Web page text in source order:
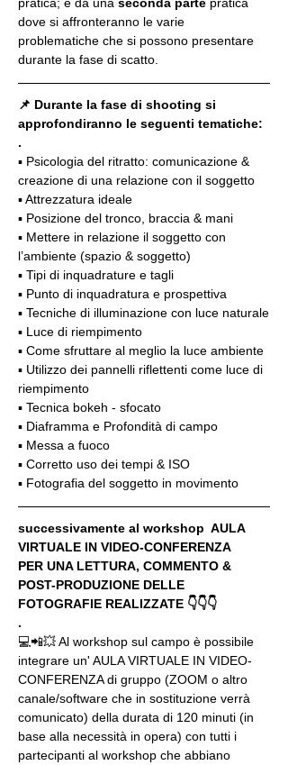
dove si affronteranno le varie
problematiche che si possono presentare
durante la fase di scatto.
📌 Durante la fase di shooting si
approfondiranno le seguenti tematiche:
.
▪️ Psicologia del ritratto: comunicazione &
creazione di una relazione con il soggetto
▪️ Attrezzatura ideale
▪️ Posizione del tronco, braccia & mani
▪️ Mettere in relazione il soggetto con
l’ambiente (spazio & soggetto)
▪️ Tipi di inquadrature e tagli
▪️ Punto di inquadratura e prospettiva
▪️ Tecniche di illuminazione con luce naturale
▪️ Luce di riempimento
▪️ Come sfruttare al meglio la luce ambiente
▪️ Utilizzo dei pannelli riflettenti come luce di
riempimento
▪️ Tecnica bokeh - sfocato
▪️ Diaframma e Profondità di campo
▪️ Messa a fuoco
▪️ Corretto uso dei tempi & ISO
▪️ Fotografia del soggetto in movimento
successivamente al workshop  AULA
VIRTUALE IN VIDEO-CONFERENZA
PER UNA LETTURA, COMMENTO &
POST-PRODUZIONE DELLE
FOTOGRAFIE REALIZZATE 👇👇👇
.
💻📲💥 Al workshop sul campo è possibile
integrare un' AULA VIRTUALE IN VIDEO-
CONFERENZA di gruppo (ZOOM o altro
canale/software che in sostituzione verrà
comunicato) della durata di 120 minuti (in
base alla necessità in opera) con tutti i
partecipanti al workshop che abbiano